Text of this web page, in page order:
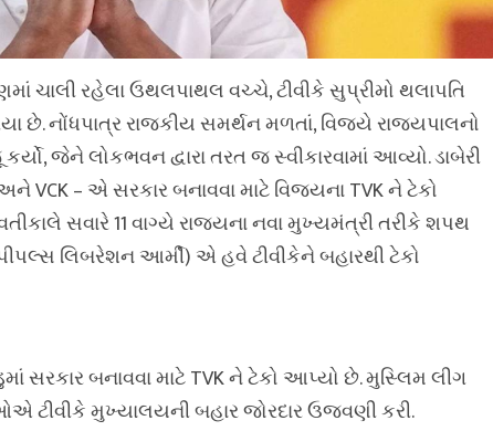
ચાલી રહેલા ઉથલપાથલ વચ્ચે, ટીવીકે સુપ્રીમો થલાપતિ
નોંધપાત્ર રાજકીય સમર્થન મળતાં, વિજયે રાજ્યપાલનો
જેને લોકભવન દ્વારા તરત જ સ્વીકારવામાં આવ્યો. ડાબેરી
અને VCK – એ સરકાર બનાવવા માટે વિજયના TVK ને ટેકો
સવારે 11 વાગ્યે રાજ્યના નવા મુખ્યમંત્રી તરીકે શપથ
લિબરેશન આર્મી) એ હવે ટીવીકેને બહારથી ટેકો
સરકાર બનાવવા માટે TVK ને ટેકો આપ્યો છે. મુસ્લિમ લીગ
ટીવીકે મુખ્યાલયની બહાર જોરદાર ઉજવણી કરી.